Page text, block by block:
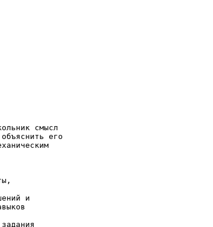
смысл
его
и